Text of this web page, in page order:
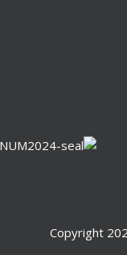
Copyright